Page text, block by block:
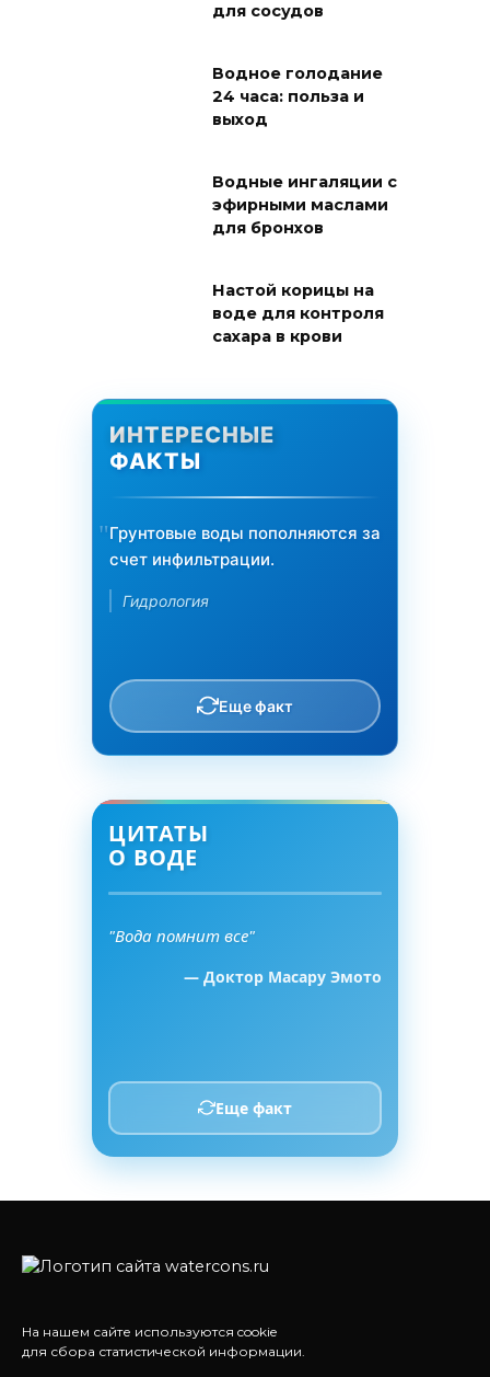
для сосудов
Водное голодание
24 часа: польза и
выход
Водные ингаляции с
эфирными маслами
для бронхов
Настой корицы на
воде для контроля
сахара в крови
ИНТЕРЕСНЫЕ
ФАКТЫ
Грунтовые воды пополняются за
счет инфильтрации.
Гидрология
Еще факт
ЦИТАТЫ
О ВОДЕ
"Вода помнит все"
— Доктор Масару Эмото
Еще факт
На нашем сайте используются cookie
для сбора статистической информации.